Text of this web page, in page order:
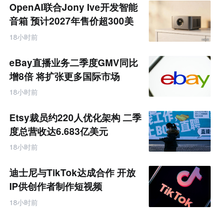
OpenAI联合Jony Ive开发智能
音箱 预计2027年售价超300美
元
18小时前
eBay直播业务二季度GMV同比
增8倍 将扩张更多国际市场
18小时前
Etsy裁员约220人优化架构 二季
度总营收达6.683亿美元
18小时前
迪士尼与TikTok达成合作 开放
IP供创作者制作短视频
18小时前